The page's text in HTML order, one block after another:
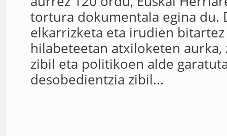
tortura dokumentala egina du.
elkarrizketa eta irudien bitartez
hilabeteetan atxiloketen aurka,
zibil eta politikoen alde
desobedientzia zibil...